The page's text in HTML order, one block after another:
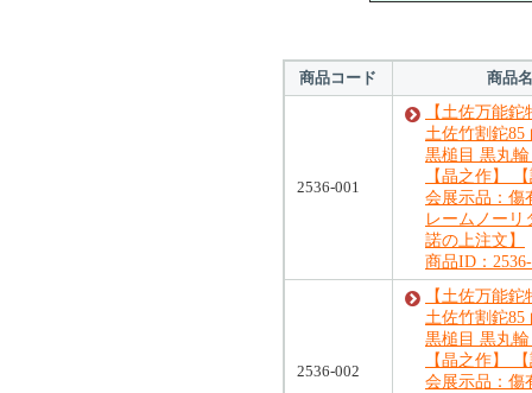
商品コード 商品名
2536-001
【土佐万能鉈
土佐竹割鉈85
黒槌目 黒丸
【晶之作】
会展示品：
レームノーリ
諾の上注文】
商品ID：
2536-002
【土佐万能鉈
土佐竹割鉈85
黒槌目 黒丸
【晶之作】
会展示品：